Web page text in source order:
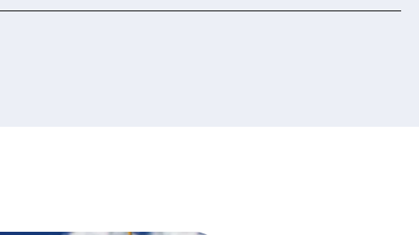
protection